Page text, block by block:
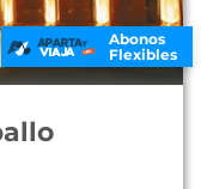
Abonos
Flexibles